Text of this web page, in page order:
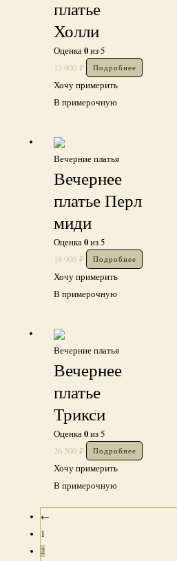
платье
Холли
Оценка0из 5
13 900₽ Подробнее
Хочу примерить
В примерочную
Вечерние платья
Вечернее
платье Перл
миди
Оценка0из 5
18 900₽ Подробнее
Хочу примерить
В примерочную
Вечерние платья
Вечернее
платье
Трикси
Оценка0из 5
26 500₽ Подробнее
Хочу примерить
В примерочную
←
1
2